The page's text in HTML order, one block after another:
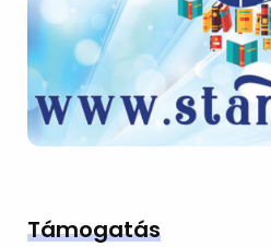
Támogatás